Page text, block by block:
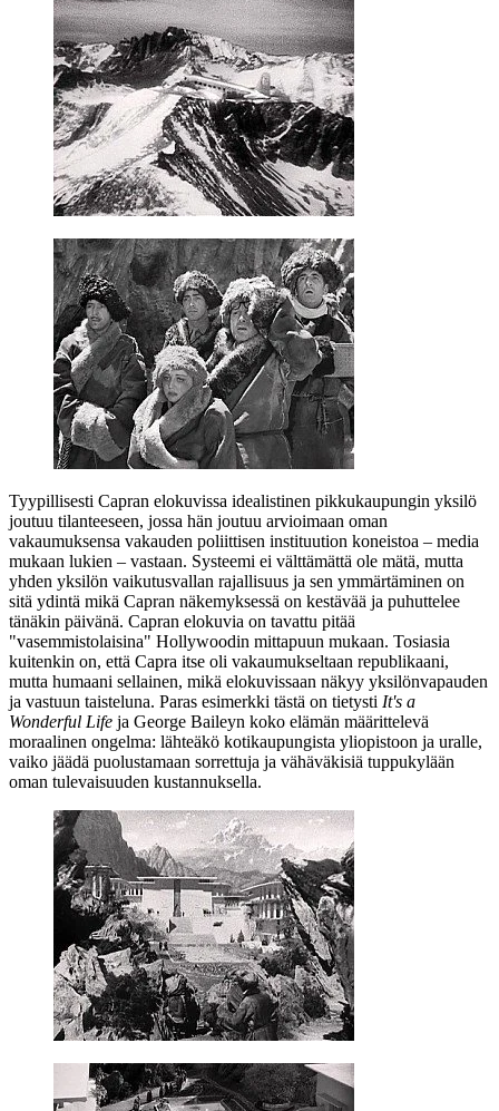
Tyypillisesti Capran elokuvissa idealistinen pikkukaupungin yksilö
joutuu tilanteeseen, jossa hän joutuu arvioimaan oman
vakaumuksensa vakauden poliittisen instituution koneistoa – media
mukaan lukien – vastaan. Systeemi ei välttämättä ole mätä, mutta
yhden yksilön vaikutusvallan rajallisuus ja sen ymmärtäminen on
sitä ydintä mikä Capran näkemyksessä on kestävää ja puhuttelee
tänäkin päivänä. Capran elokuvia on tavattu pitää
"vasemmistolaisina" Hollywoodin mittapuun mukaan. Tosiasia
kuitenkin on, että Capra itse oli vakaumukseltaan republikaani,
mutta humaani sellainen, mikä elokuvissaan näkyy yksilönvapauden
ja vastuun taisteluna. Paras esimerkki tästä on tietysti It's a
Wonderful Life ja George Baileyn koko elämän määrittelevä
moraalinen ongelma: lähteäkö kotikaupungista yliopistoon ja uralle,
vaiko jäädä puolustamaan sorrettuja ja vähäväkisiä tuppukylään
oman tulevaisuuden kustannuksella.